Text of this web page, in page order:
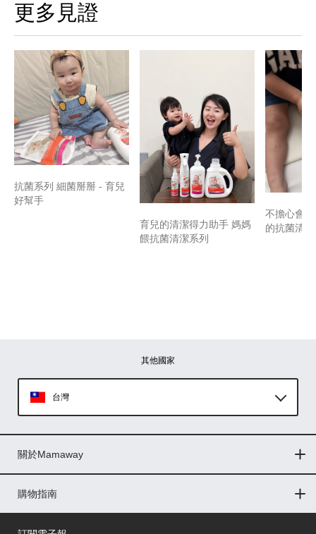
更多見證
抗菌系列 細菌掰掰 - 育兒
好幫手
育兒的清潔得力助手 媽媽
餵抗菌清潔系列
不擔心會
的抗菌清
其他國家
台灣
印尼
馬來西亞
關於Mamaway
門市據點
最新消息
品牌故事
人力招募
媒體花絮
隱私權聲明
CSR企業社會責任
購物指南
購物常見問題
退換貨問題
儲值金使用條款
購買儲值金
發票問題
會員權益
線上留言
吸乳器-免費體驗